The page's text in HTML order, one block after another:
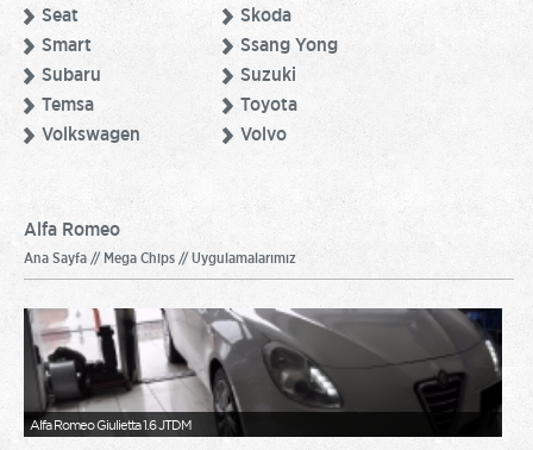
Seat
Skoda
Smart
Ssang Yong
Subaru
Suzuki
Temsa
Toyota
Volkswagen
Volvo
Alfa Romeo
Ana Sayfa // Mega Chips // Uygulamalarımız
Alfa Romeo Giulietta 1.6 JTDM